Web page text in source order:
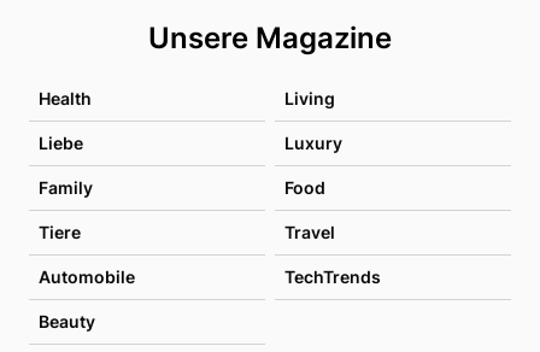
Unsere Magazine
Health Living
Liebe Luxury
Family Food
Tiere Travel
Automobile TechTrends
Beauty